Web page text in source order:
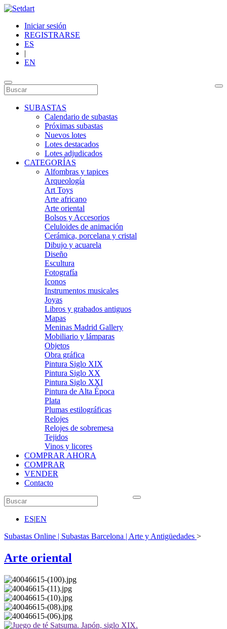
Iniciar sesión
REGISTRARSE
ES
|
EN
SUBASTAS
Calendario de subastas
Próximas subastas
Nuevos lotes
Lotes destacados
Lotes adjudicados
CATEGORÍAS
Alfombras y tapices
Arqueología
Art Toys
Arte africano
Arte oriental
Bolsos y Accesorios
Celuloides de animación
Cerámica, porcelana y cristal
Dibujo y acuarela
Diseño
Escultura
Fotografía
Iconos
Instrumentos musicales
Joyas
Libros y grabados antiguos
Mapas
Meninas Madrid Gallery
Mobiliario y lámparas
Objetos
Obra gráfica
Pintura Siglo XIX
Pintura Siglo XX
Pintura Siglo XXI
Pintura de Alta Época
Plata
Plumas estilográficas
Relojes
Relojes de sobremesa
Tejidos
Vinos y licores
COMPRAR AHORA
COMPRAR
VENDER
Contacto
ES|EN
Subastas Online | Subastas Barcelona | Arte y Antigüedades >
Arte oriental